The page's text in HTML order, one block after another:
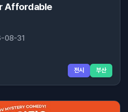
Affordable
08-31
전시 부산